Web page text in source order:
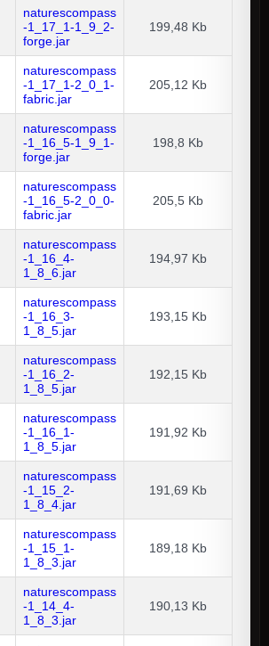
naturescompass
-1_17_1-1_9_2-
forge.jar
199,48 Kb
naturescompass
-1_17_1-2_0_1-
fabric.jar
205,12 Kb
naturescompass
-1_16_5-1_9_1-
forge.jar
198,8 Kb
naturescompass
-1_16_5-2_0_0-
fabric.jar
205,5 Kb
naturescompass
-1_16_4-
1_8_6.jar
194,97 Kb
naturescompass
-1_16_3-
1_8_5.jar
193,15 Kb
naturescompass
-1_16_2-
1_8_5.jar
192,15 Kb
naturescompass
-1_16_1-
1_8_5.jar
191,92 Kb
naturescompass
-1_15_2-
1_8_4.jar
191,69 Kb
naturescompass
-1_15_1-
1_8_3.jar
189,18 Kb
naturescompass
-1_14_4-
1_8_3.jar
190,13 Kb